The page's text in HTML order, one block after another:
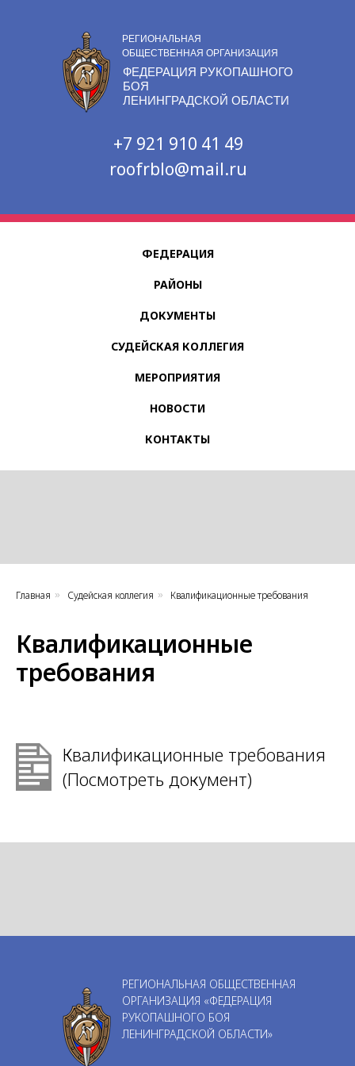
ФЕДЕРАЦИЯ РУКОПАШНОГО
БОЯ
ЛЕНИНГРАДСКОЙ ОБЛАСТИ
РЕГИОНАЛЬНАЯ
ОБЩЕСТВЕННАЯ ОРГАНИЗАЦИЯ
+7 921 910 41 49
roofrblo@mail.ru
ФЕДЕРАЦИЯ
РАЙОНЫ
ДОКУМЕНТЫ
СУДЕЙСКАЯ КОЛЛЕГИЯ
МЕРОПРИЯТИЯ
НОВОСТИ
КОНТАКТЫ
Главная » Судейская коллегия » Квалификационные требования
Квалификационные
требования
Квалификационные требования
(Посмотреть документ)
РЕГИОНАЛЬНАЯ ОБЩЕСТВЕННАЯ
ОРГАНИЗАЦИЯ «ФЕДЕРАЦИЯ
РУКОПАШНОГО БОЯ
ЛЕНИНГРАДСКОЙ ОБЛАСТИ»